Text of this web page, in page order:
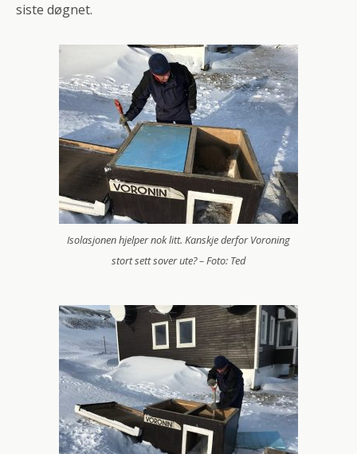
siste døgnet.
Isolasjonen hjelper nok litt. Kanskje derfor Voroning
stort sett sover ute? – Foto: Ted